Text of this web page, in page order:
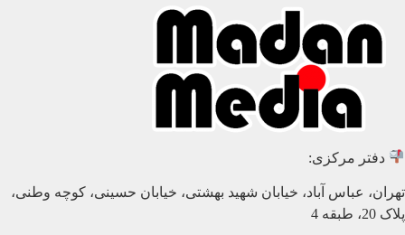
دفتر مرکزی:
تهران، عباس آباد، خیابان شهید بهشتی، خیابان حسینی، کوچه وطنی،
پلاک 20، طبقه 4